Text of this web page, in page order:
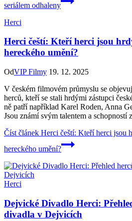
seriálem odhaleny
Herci
Herci čeští: Kteří herci jsou
hereckého umění?
OdVIP Filmy 19. 12. 2025
V českém filmovém průmyslu se
herců, kteří se stali hrdými zástupci
ně patří například Karel Roden, Anna
Jsou známí svým talentem a
Číst článek Herci čeští: Kteří herci jsou
hereckého umění?
Herci
Dejvické Divadlo Herci:
divadla v Dejvicích